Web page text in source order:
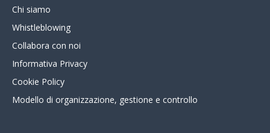
Chi siamo
Whistleblowing
Collabora con noi
Informativa Privacy
Cookie Policy
Modello di organizzazione, gestione e controllo